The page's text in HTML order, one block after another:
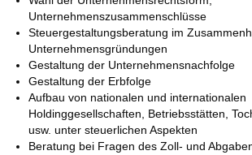
Unternehmenszusammenschlüsse
Steuergestaltungsberatung im
Unternehmensgründungen
Gestaltung der Unternehmensnachfolge
Gestaltung der Erbfolge
Aufbau von nationalen und internationalen
Holdinggesellschaften, Betriebsstätten,
usw. unter steuerlichen Aspekten
Beratung bei Fragen des Zoll- und